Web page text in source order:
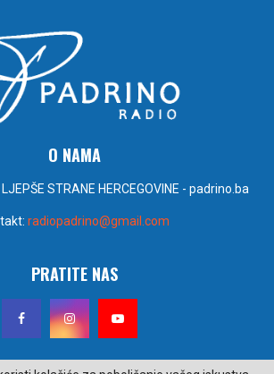
O NAMA
STRANE HERCEGOVINE - padrino.ba
radiopadrino@gmail.com
PRATITE NAS